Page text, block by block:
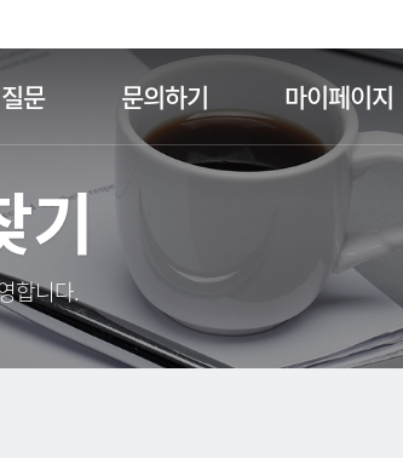
문 문의하기 마이페이지
기
합니다.